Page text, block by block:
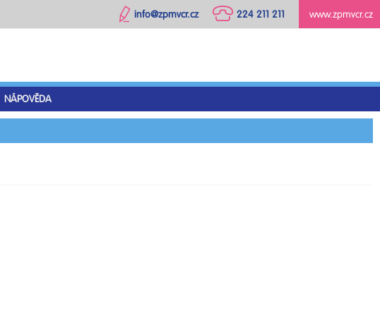
www.zpmvcr.cz
224 211 211
info@zpmvcr.cz
NÁPOVĚDA